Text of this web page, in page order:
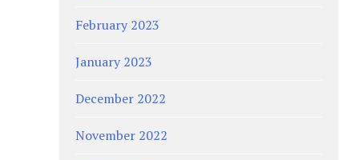
February 2023
January 2023
December 2022
November 2022